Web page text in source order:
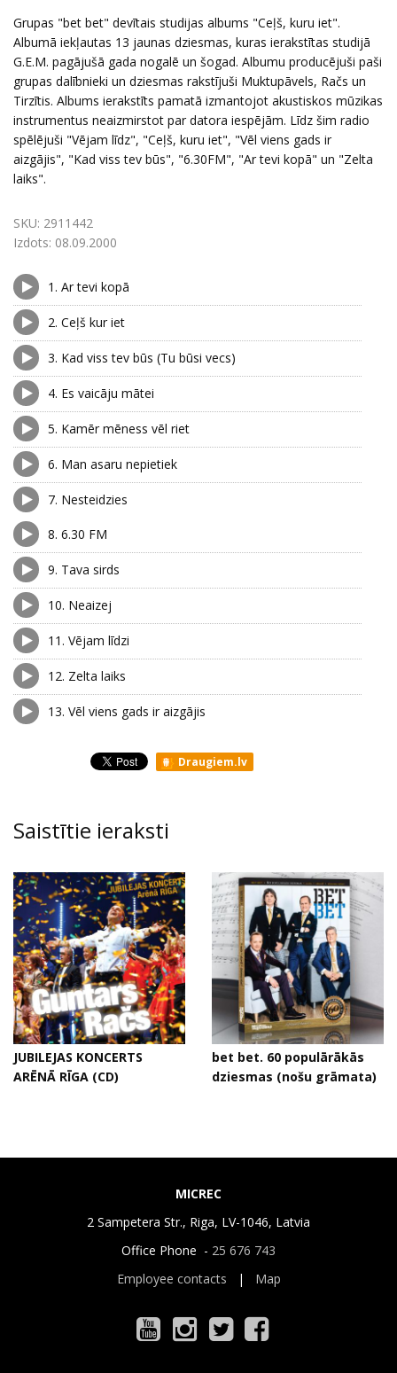
Grupas "bet bet" devītais studijas albums "Ceļš, kuru iet".
Albumā iekļautas 13 jaunas dziesmas, kuras ierakstītas studijā
G.E.M. pagājušā gada nogalē un šogad. Albumu producējuši paši
grupas dalībnieki un dziesmas rakstījuši Muktupāvels, Račs un
Tirzītis. Albums ierakstīts pamatā izmantojot akustiskos mūzikas
instrumentus neaizmirstot par datora iespējām. Līdz šim radio
spēlējuši "Vējam līdz", "Ceļš, kuru iet", "Vēl viens gads ir
aizgājis", "Kad viss tev būs", "6.30FM", "Ar tevi kopā" un "Zelta
laiks".
SKU: 2911442
Izdots: 08.09.2000
1. Ar tevi kopā
2. Ceļš kur iet
3. Kad viss tev būs (Tu būsi vecs)
4. Es vaicāju mātei
5. Kamēr mēness vēl riet
6. Man asaru nepietiek
7. Nesteidzies
8. 6.30 FM
9. Tava sirds
10. Neaizej
11. Vējam līdzi
12. Zelta laiks
13. Vēl viens gads ir aizgājis
Draugiem.lv
Saistītie ieraksti
JUBILEJAS KONCERTS
ARĒNĀ RĪGA (CD)
bet bet. 60 populārākās
dziesmas (nošu grāmata)
MICREC
2 Sampetera Str., Riga, LV-1046, Latvia
Office Phone - 25 676 743
Employee contacts | Map